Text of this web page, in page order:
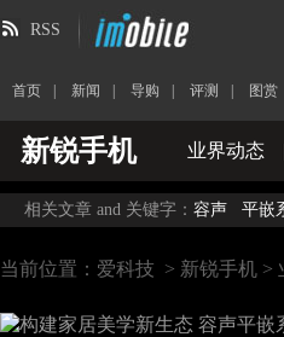
RSS
首页 新闻 导购 评测 图赏
新锐手机 业界动态
相关文章 and 关键字： 容声 平嵌
当前位置： 爱科技 > 新锐手机 >